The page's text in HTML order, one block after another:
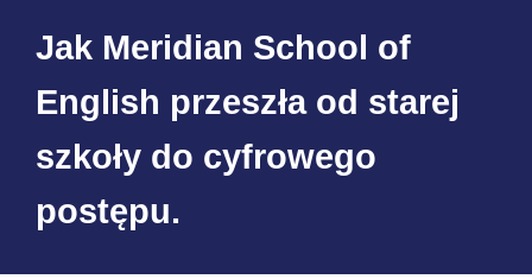
Jak Meridian School of
English przeszła od starej
szkoły do cyfrowego
postępu.